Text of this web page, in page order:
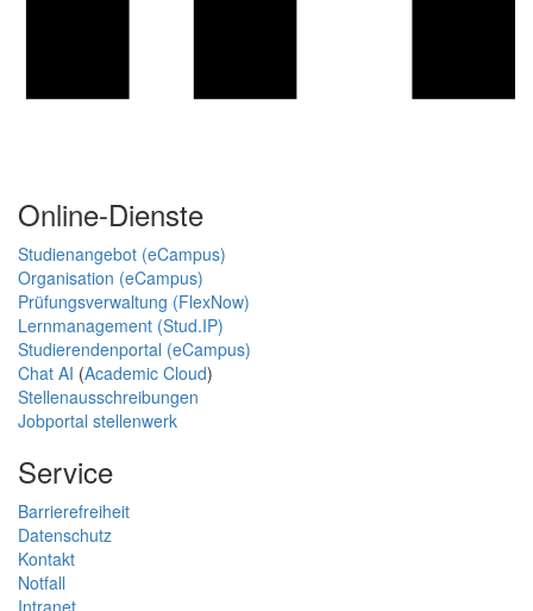
Online-Dienste
Studienangebot (eCampus)
Organisation (eCampus)
Prüfungsverwaltung (FlexNow)
Lernmanagement (Stud.IP)
Studierendenportal (eCampus)
Chat AI (Academic Cloud)
Stellenausschreibungen
Jobportal stellenwerk
Service
Barrierefreiheit
Datenschutz
Kontakt
Notfall
Intranet